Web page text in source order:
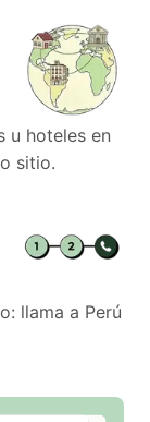
u hoteles en
sitio.
llama a Perú